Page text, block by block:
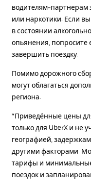
водителям-партнерам
или наркотики. Если
в состоянии
опьянения, попросите
завершить поездку.
Помимо дорожного
могут облагаться
региона.
*Приведённые цены
только для UberX и не
географией,
другими факторами.
тарифы и
поездок и